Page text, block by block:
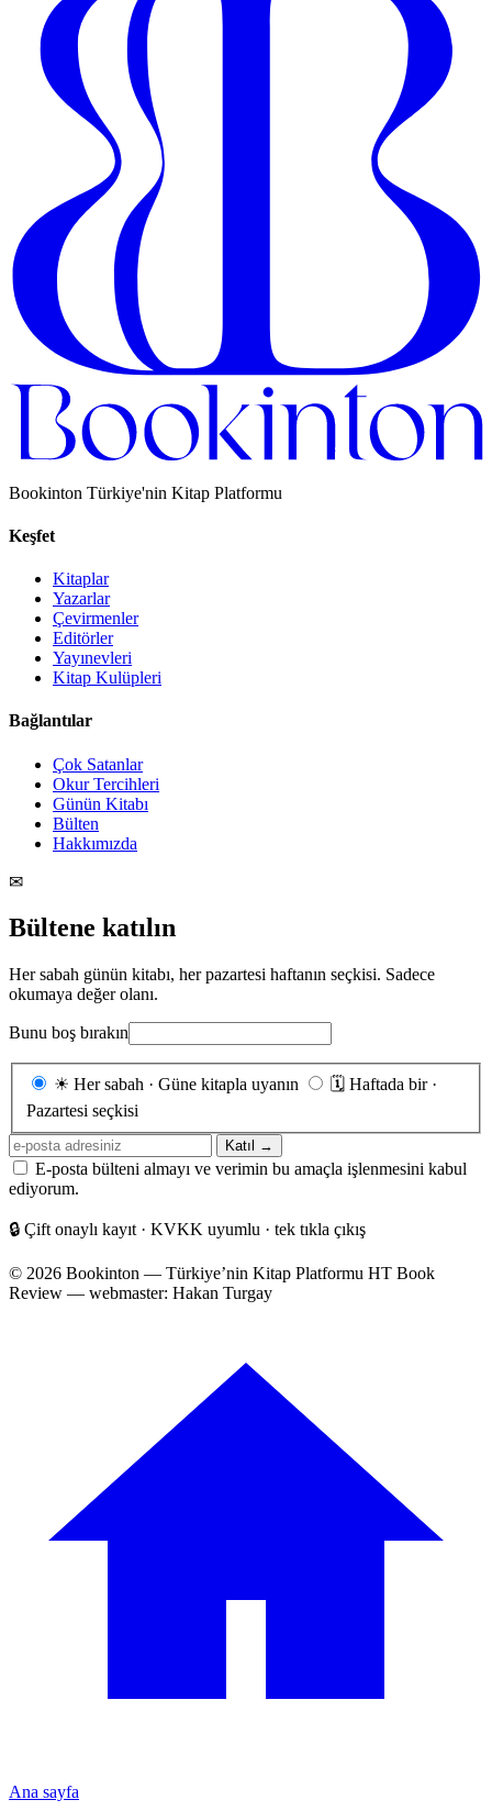
Bookinton Türkiye'nin Kitap Platformu
Keşfet
Kitaplar
Yazarlar
Çevirmenler
Editörler
Yayınevleri
Kitap Kulüpleri
Bağlantılar
Çok Satanlar
Okur Tercihleri
Günün Kitabı
Bülten
Hakkımızda
✉
Bültene katılın
Her sabah günün kitabı, her pazartesi haftanın seçkisi. Sadece
okumaya değer olanı.
Bunu boş bırakın
Gönderim
☀ Her sabah · Güne kitapla uyanın 🗓 Haftada bir ·
Pazartesi seçkisi
E-
posta
adresiniz
Katıl →
E-posta bülteni almayı ve verimin bu amaçla işlenmesini kabul
ediyorum.
🔒 Çift onaylı kayıt · KVKK uyumlu · tek tıkla çıkış
© 2026 Bookinton — Türkiye’nin Kitap Platformu HT Book
Review — webmaster: Hakan Turgay
Ana sayfa